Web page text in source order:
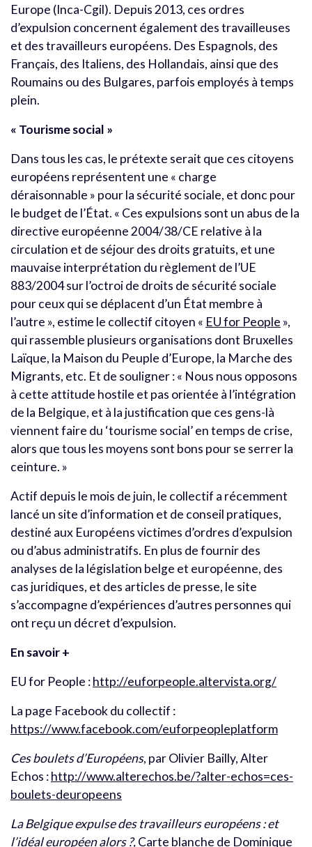
Europe (Inca-Cgil). Depuis 2013, ces ordres
d’expulsion concernent également des travailleuses
et des travailleurs européens. Des Espagnols, des
Français, des Italiens, des Hollandais, ainsi que des
Roumains ou des Bulgares, parfois employés à temps
plein.
« Tourisme social »
Dans tous les cas, le prétexte serait que ces citoyens
européens représentent une « charge
déraisonnable » pour la sécurité sociale, et donc pour
le budget de l’État. « Ces expulsions sont un abus de la
directive européenne 2004/38/CE relative à la
circulation et de séjour des droits gratuits, et une
mauvaise interprétation du règlement de l’UE
883/2004 sur l’octroi de droits de sécurité sociale
pour ceux qui se déplacent d’un État membre à
l’autre », estime le collectif citoyen « EU for People »,
qui rassemble plusieurs organisations dont Bruxelles
Laïque, la Maison du Peuple d’Europe, la Marche des
Migrants, etc. Et de souligner : « Nous nous opposons
à cette attitude hostile et pas orientée à l’intégration
de la Belgique, et à la justification que ces gens-là
viennent faire du ‘tourisme social’ en temps de crise,
alors que tous les moyens sont bons pour se serrer la
ceinture. »
Actif depuis le mois de juin, le collectif a récemment
lancé un site d’information et de conseil pratiques,
destiné aux Européens victimes d’ordres d’expulsion
ou d’abus administratifs. En plus de fournir des
analyses de la législation belge et européenne, des
cas juridiques, et des articles de presse, le site
s’accompagne d’expériences d’autres personnes qui
ont reçu un décret d’expulsion.
En savoir +
EU for People :http://euforpeople.altervista.org/
La page Facebook du collectif :
https://www.facebook.com/euforpeopleplatform
Ces boulets d’Européens, par Olivier Bailly, Alter
Echos :http://www.alterechos.be/?alter-echos=ces-
boulets-deuropeens
La Belgique expulse des travailleurs européens : et
l’idéal européen alors ?,Carte blanche de Dominique